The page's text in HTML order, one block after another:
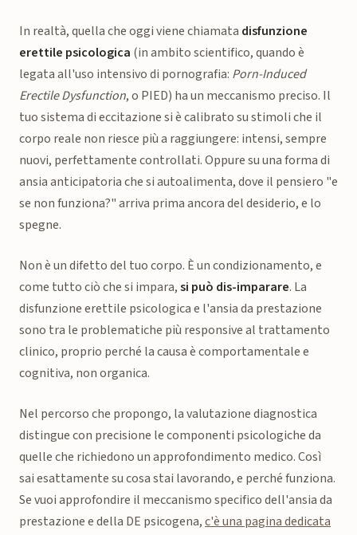
In realtà, quella che oggi viene chiamata disfunzione
erettile psicologica (in ambito scientifico, quando è
legata all'uso intensivo di pornografia: Porn-Induced
Erectile Dysfunction, o PIED) ha un meccanismo preciso. Il
tuo sistema di eccitazione si è calibrato su stimoli che il
corpo reale non riesce più a raggiungere: intensi, sempre
nuovi, perfettamente controllati. Oppure su una forma di
ansia anticipatoria che si autoalimenta, dove il pensiero "e
se non funziona?" arriva prima ancora del desiderio, e lo
spegne.
Non è un difetto del tuo corpo. È un condizionamento, e
come tutto ciò che si impara,si può dis-imparare. La
disfunzione erettile psicologica e l'ansia da prestazione
sono tra le problematiche più responsive al trattamento
clinico, proprio perché la causa è comportamentale e
cognitiva, non organica.
Nel percorso che propongo, la valutazione diagnostica
distingue con precisione le componenti psicologiche da
quelle che richiedono un approfondimento medico. Così
sai esattamente su cosa stai lavorando, e perché funziona.
Se vuoi approfondire il meccanismo specifico dell'ansia da
prestazione e della DE psicogena,c'è una pagina dedicata